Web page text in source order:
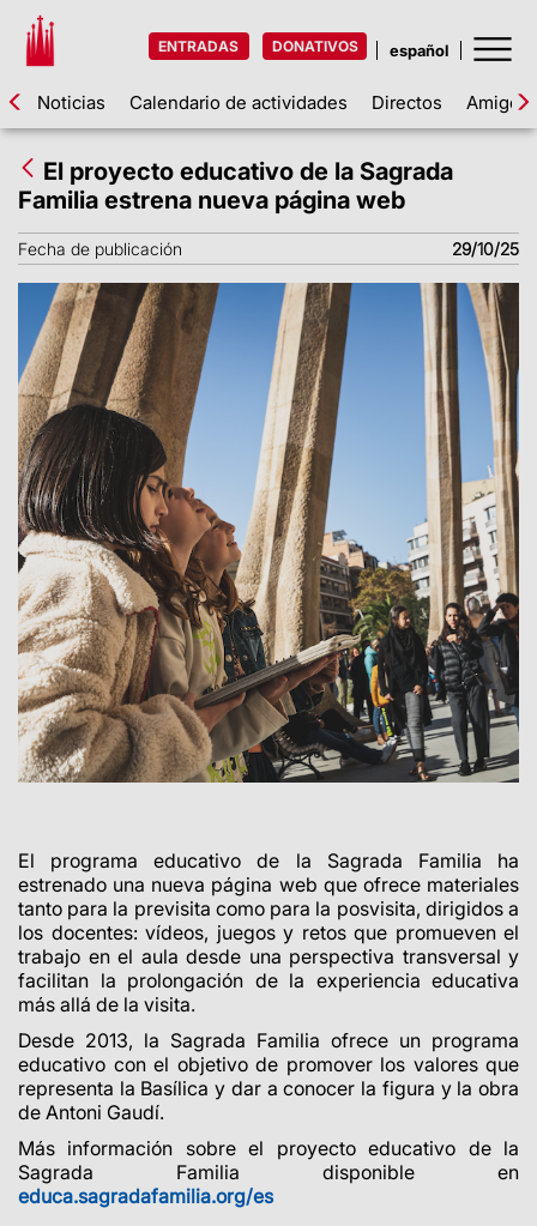
ENTRADAS DONATIVOS
Noticias Calendario de actividades Directos Amigos
El proyecto educativo de la Sagrada
Familia estrena nueva página web
Fecha de publicación 29/10/25
El programa educativo de la Sagrada Familia ha
estrenado una nueva página web que ofrece materiales
tanto para la previsita como para la posvisita, dirigidos a
los docentes: vídeos, juegos y retos que promueven el
trabajo en el aula desde una perspectiva transversal y
facilitan la prolongación de la experiencia educativa
más allá de la visita.
Desde 2013, la Sagrada Familia ofrece un programa
educativo con el objetivo de promover los valores que
representa la Basílica y dar a conocer la figura y la obra
de Antoni Gaudí.
Más información sobre el proyecto educativo de la
Sagrada Familia disponible en
educa.sagradafamilia.org/es